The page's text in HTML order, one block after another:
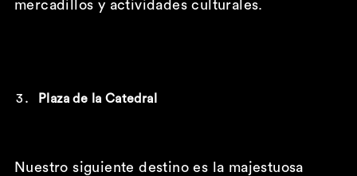
mercadillos y actividades culturales.
Plaza de la Catedral
Nuestro siguiente destino es la majestuosa